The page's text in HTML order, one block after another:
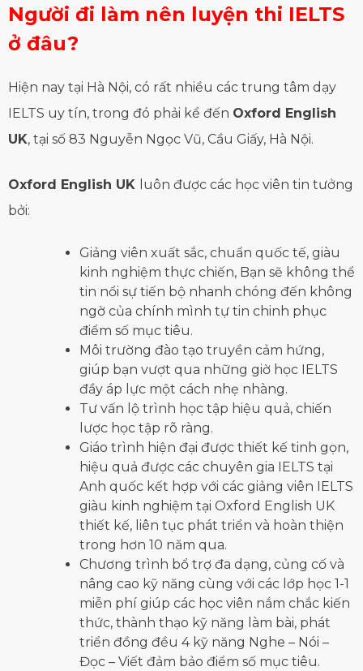
Người đi làm nên luyện thi IELTS
ở đâu?
Hiện nay tại Hà Nội, có rất nhiều các trung tâm dạy
IELTS uy tín, trong đó phải kể đến Oxford English
UK, tại số 83 Nguyễn Ngọc Vũ, Cầu Giấy, Hà Nội.
Oxford English UK luôn được các học viên tin tưởng
bởi:
Giảng viên xuất sắc, chuẩn quốc tế, giàu
kinh nghiệm thực chiến, Bạn sẽ không thể
tin nổi sự tiến bộ nhanh chóng đến không
ngờ của chính mình tự tin chinh phục
điểm số mục tiêu.
Môi trường đào tạo truyền cảm hứng,
giúp bạn vượt qua những giờ học IELTS
đầy áp lực một cách nhẹ nhàng.
Tư vấn lộ trình học tập hiệu quả, chiến
lược học tập rõ ràng.
Giáo trình hiện đại được thiết kế tinh gọn,
hiệu quả được các chuyên gia IELTS tại
Anh quốc kết hợp với các giảng viên IELTS
giàu kinh nghiệm tại Oxford English UK
thiết kế, liên tục phát triển và hoàn thiện
trong hơn 10 năm qua.
Chương trình bổ trợ đa dạng, củng cố và
nâng cao kỹ năng cùng với các lớp học 1-1
miễn phí giúp các học viên nắm chắc kiến
thức, thành thạo kỹ năng làm bài, phát
triển đồng đều 4 kỹ năng Nghe – Nói –
Đọc – Viết đảm bảo điểm số mục tiêu.